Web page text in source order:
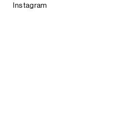
Instagram